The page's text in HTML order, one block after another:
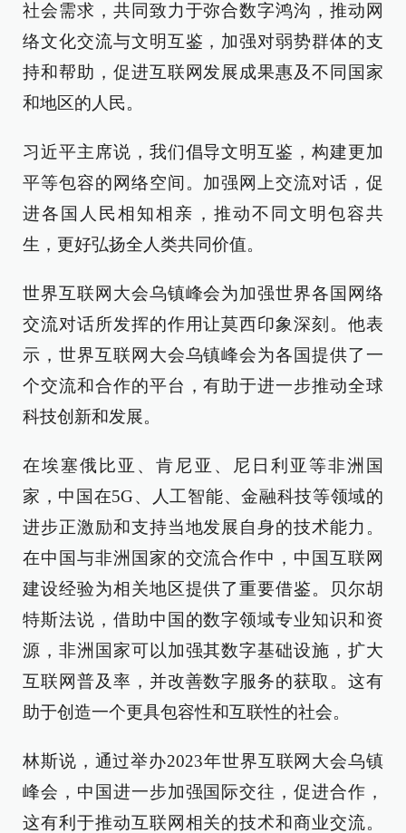
社会需求，共同致力于弥合数字鸿沟，推动网
络文化交流与文明互鉴，加强对弱势群体的支
持和帮助，促进互联网发展成果惠及不同国家
和地区的人民。
习近平主席说，我们倡导文明互鉴，构建更加
平等包容的网络空间。加强网上交流对话，促
进各国人民相知相亲，推动不同文明包容共
生，更好弘扬全人类共同价值。
世界互联网大会乌镇峰会为加强世界各国网络
交流对话所发挥的作用让莫西印象深刻。他表
示，世界互联网大会乌镇峰会为各国提供了一
个交流和合作的平台，有助于进一步推动全球
科技创新和发展。
在埃塞俄比亚、肯尼亚、尼日利亚等非洲国
家，中国在5G、人工智能、金融科技等领域的
进步正激励和支持当地发展自身的技术能力。
在中国与非洲国家的交流合作中，中国互联网
建设经验为相关地区提供了重要借鉴。贝尔胡
特斯法说，借助中国的数字领域专业知识和资
源，非洲国家可以加强其数字基础设施，扩大
互联网普及率，并改善数字服务的获取。这有
助于创造一个更具包容性和互联性的社会。
林斯说，通过举办2023年世界互联网大会乌镇
峰会，中国进一步加强国际交往，促进合作，
这有利于推动互联网相关的技术和商业交流。